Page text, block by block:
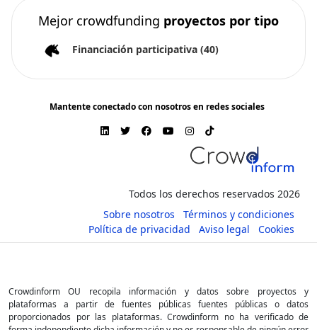
Mejor crowdfunding proyectos por tipo
Financiación participativa (40)
Mantente conectado con nosotros en redes sociales
Todos los derechos reservados 2026
Sobre nosotros
Términos y condiciones
Política de privacidad
Aviso legal Cookies
Crowdinform OU recopila información y datos sobre proyectos y
plataformas a partir de fuentes públicas fuentes públicas o datos
proporcionados por las plataformas. Crowdinform no ha verificado de